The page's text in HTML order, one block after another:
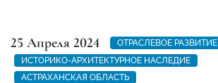
25 Апреля 2024
ОТРАСЛЕВОЕ РАЗВИТИЕ
ИСТОРИКО-АРХИТЕКТУРНОЕ НАСЛЕДИЕ
АСТРАХАНСКАЯ ОБЛАСТЬ